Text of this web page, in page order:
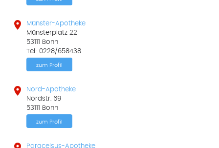

Münster-Apotheke
Münsterplatz 22
53111 Bonn
Tel.: 0228/658438
zum Profil

Nord-Apotheke
Nordstr. 69
53111 Bonn
zum Profil
Paracelsus-Apotheke